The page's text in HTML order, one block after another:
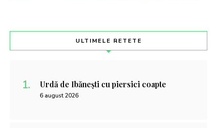
ULTIMELE RETETE
Urdă de Ibănești cu piersici coapte
6 august 2026